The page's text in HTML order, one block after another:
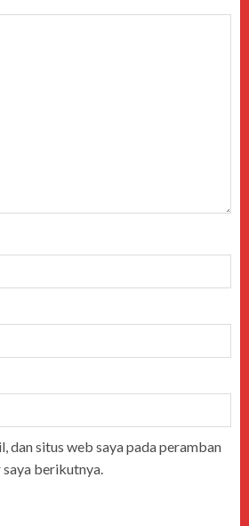
dan situs web saya pada peramban
berikutnya.